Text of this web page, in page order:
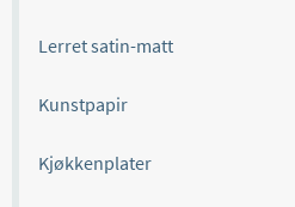
Lerret satin-matt
Kunstpapir
Kjøkkenplater